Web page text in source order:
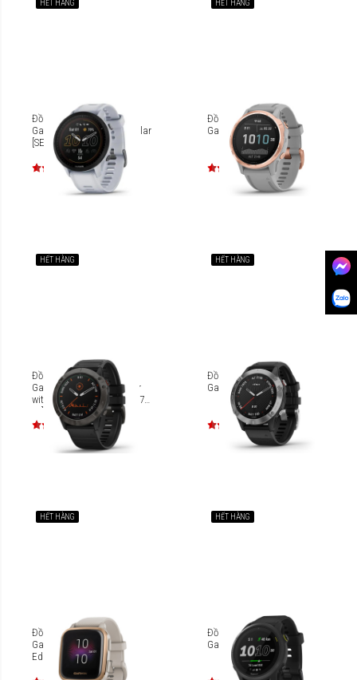
HẾT HÀNG
Đồng hồ thông minh
Garmin Forerunner 955 Solar
[SEA_010-02638]
HẾT HÀNG
Đồng hồ thông minh
Garmin Fenix 6S Sapphire
HẾT HÀNG
Đồng hồ thông minh
Garmin Fenix 6X Pro Solar
with Black Band [010-02157-
55]
HẾT HÀNG
Đồng hồ thông minh
Garmin Fenix 6
HẾT HÀNG
Đồng hồ thông minh
Garmin Venu Sq Music
Edition [010-02426]
HẾT HÀNG
Đồng hồ thông minh
Garmin Forerunner 745